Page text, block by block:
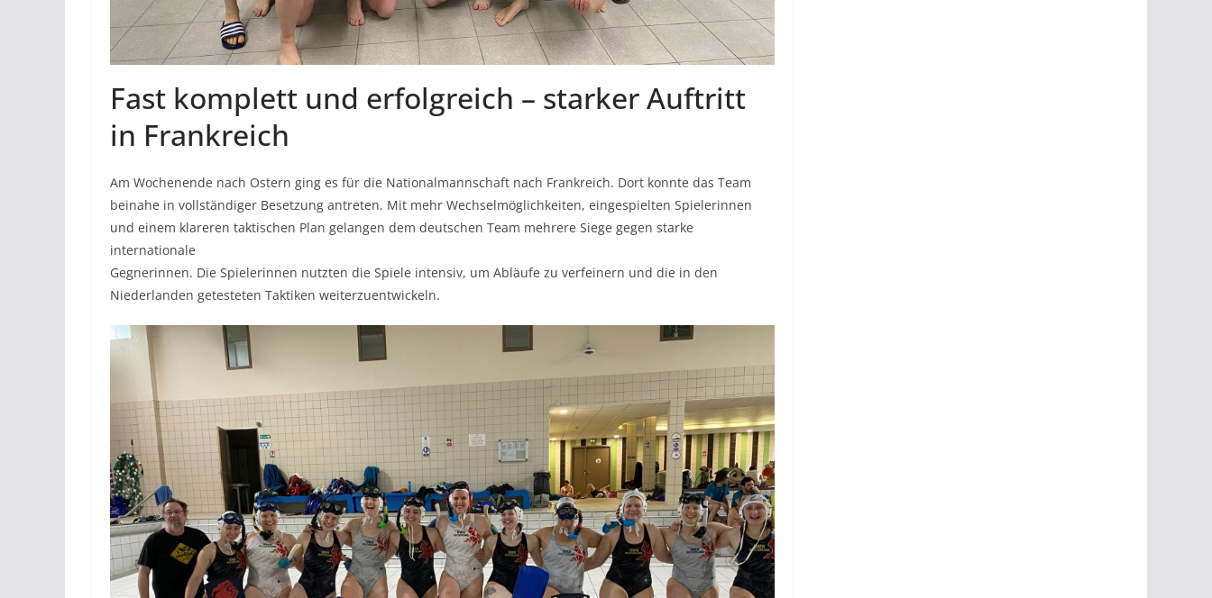
Fast komplett und erfolgreich – starker Auftritt
in Frankreich
Am Wochenende nach Ostern ging es für die Nationalmannschaft nach Frankreich. Dort konnte das Team
beinahe in vollständiger Besetzung antreten. Mit mehr Wechselmöglichkeiten, eingespielten Spielerinnen
und einem klareren taktischen Plan gelangen dem deutschen Team mehrere Siege gegen starke
internationale
Gegnerinnen. Die Spielerinnen nutzten die Spiele intensiv, um Abläufe zu verfeinern und die in den
Niederlanden getesteten Taktiken weiterzuentwickeln.